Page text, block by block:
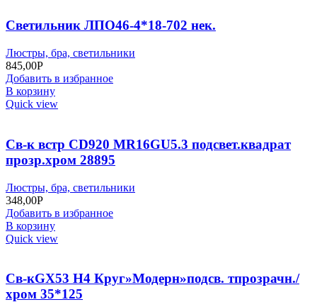
Светильник ЛПО46-4*18-702 нек.
Люстры, бра, светильники
845,00Р
Добавить в избранное
В корзину
Quick view
Св-к встр CD920 MR16GU5.3 подсвет.квадрат
прозр.хром 28895
Люстры, бра, светильники
348,00Р
Добавить в избранное
В корзину
Quick view
Св-кGX53 H4 Круг»Модерн»подсв. тпрозрачн./
хром 35*125